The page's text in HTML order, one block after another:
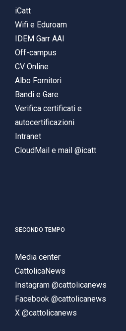
iCatt
Wifi e Eduroam
IDEM Garr AAI
Off-campus
CV Online
Albo Fornitori
Bandi e Gare
Verifica certificati e
autocertificazioni
Intranet
CloudMail e mail @icatt
SECONDO TEMPO
Media center
CattolicaNews
Instagram @cattolicanews
Facebook @cattolicanews
X @cattolicanews